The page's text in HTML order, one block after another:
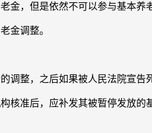
金，但是依然不可以参与基本养
金调整。
整，之后如果被人民法院宣告
准后，应补发其被暂停发放